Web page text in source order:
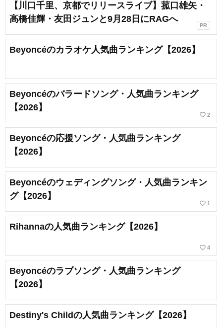
【川口千里、京都でリリースライブ】菰口雄矢・
高橋佳輝・友田ジュンと9月28日にRAGへ
PR
Beyoncéのカラオケ人気曲ランキング【2026】
Beyoncéのバラードソング・人気曲ランキング
【2026】
favorite_border 2
Beyoncéの応援ソング・人気曲ランキング
【2026】
Beyoncéのウェディングソング・人気曲ランキン
グ【2026】
favorite_border 1
Rihannaの人気曲ランキング【2026】
favorite_border 4
Beyoncéのラブソング・人気曲ランキング
【2026】
Destiny's Childの人気曲ランキング【2026】